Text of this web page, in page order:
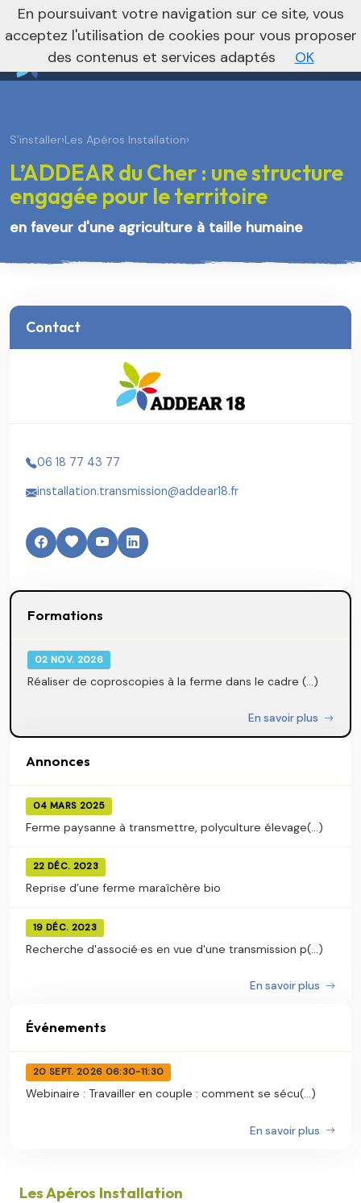
Vers le site régional Vers le site national
nivo_2026: 1
S’installer›Les Apéros Installation›
L’ADDEAR du Cher : une structure
engagée pour le territoire
en faveur d'une agriculture à taille humaine
Contact
06 18 77 43 77
installation.transmission@addear18.fr
Formations
02 NOV. 2026
Réaliser de coproscopies à la ferme dans le cadre (...)
En savoir plus
Annonces
04 MARS 2025
Ferme paysanne à transmettre, polyculture élevage(...)
22 DÉC. 2023
Reprise d’une ferme maraîchère bio
19 DÉC. 2023
Recherche d'associé·es en vue d'une transmission p(...)
En savoir plus
Événements
20 SEPT. 2026 06:30-11:30
Webinaire : Travailler en couple : comment se sécu(...)
En savoir plus
Les Apéros Installation
En poursuivant votre navigation sur ce site, vous
acceptez l'utilisation de cookies pour vous proposer
des contenus et services adaptés
OK